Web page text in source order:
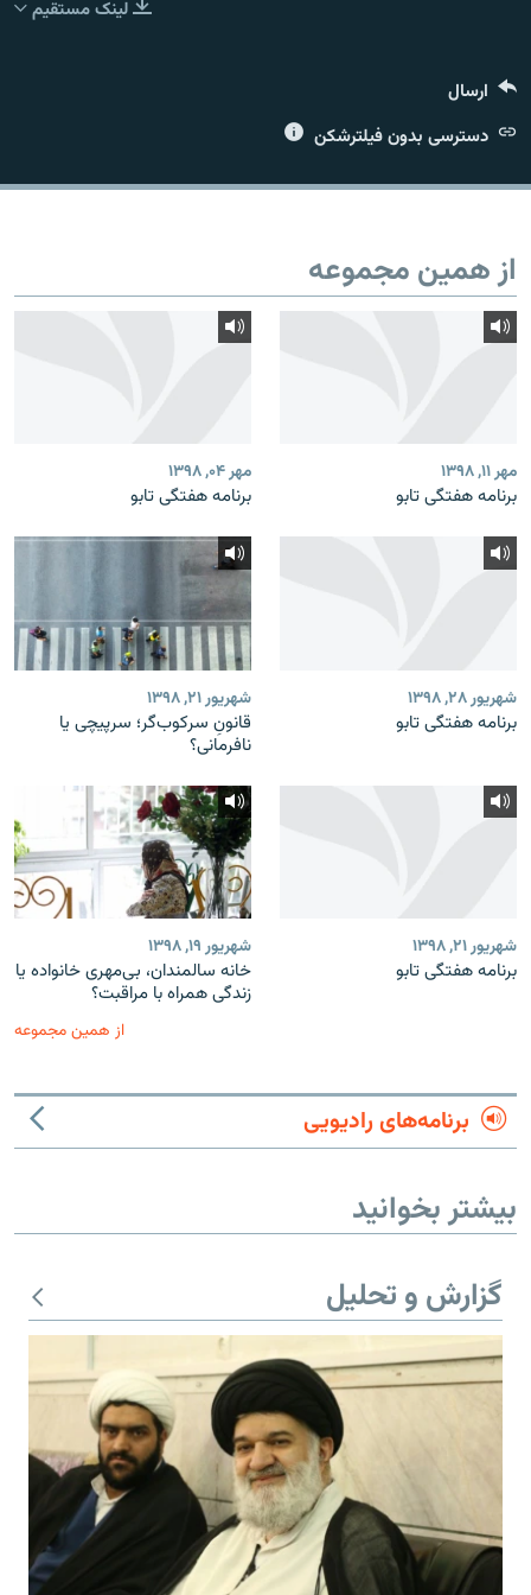
زبان‌های دیگر
لینک مستقیم
ارسال
دسترسی بدون فیلترشکن
از همین مجموعه
مهر ۱۱, ۱۳۹۸
برنامه‌ هفتگی تابو
مهر ۰۴, ۱۳۹۸
برنامه‌ هفتگی تابو
شهریور ۲۸, ۱۳۹۸
برنامه‌ هفتگی تابو
شهریور ۲۱, ۱۳۹۸
قانونِ سرکوب‌گر؛ سرپیچی یا
نافرمانی؟
شهریور ۲۱, ۱۳۹۸
برنامه‌ هفتگی تابو
شهریور ۱۹, ۱۳۹۸
خانه سالمندان، بی‌مهری خانواده یا
زندگی همراه با مراقبت؟
از همین مجموعه
برنامه‌های رادیویی
بیشتر بخوانید
گزارش و تحلیل